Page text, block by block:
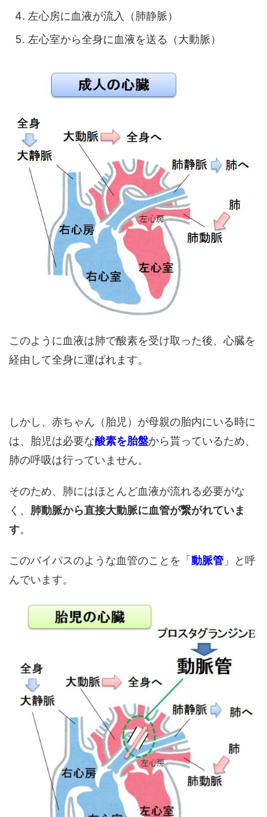
左心房に血液が流入（肺静脈）
左心室から全身に血液を送る（大動脈）
このように血液は肺で酸素を受け取った後、心臓を
経由して全身に運ばれます。
しかし、赤ちゃん（胎児）が母親の胎内にいる時に
は、胎児は必要な酸素を胎盤から貰っているため、
肺の呼吸は行っていません。
そのため、肺にはほとんど血液が流れる必要がな
く、 肺動脈から直接大動脈に血管が繋がれていま
す。
このバイパスのような血管のことを「 動脈管 」と呼
んでいます。